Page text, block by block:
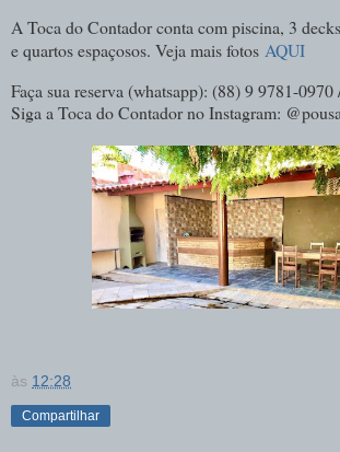
A Toca do Contador conta com piscina, 3
e quartos espaçosos. Veja mais fotos AQUI
Faça sua reserva (whatsapp): (88) 9 9781-
Siga a Toca do Contador no Instagram:
às 12:28
Compartilhar